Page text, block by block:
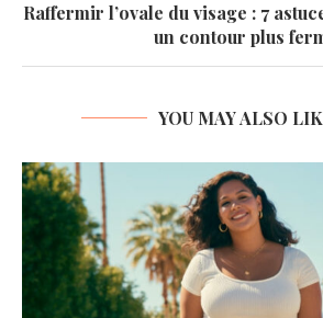
Raffermir l’ovale du visage : 7
un contour plus
YOU MAY ALSO